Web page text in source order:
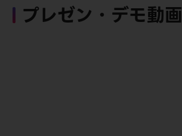
プレゼン・デモ動画